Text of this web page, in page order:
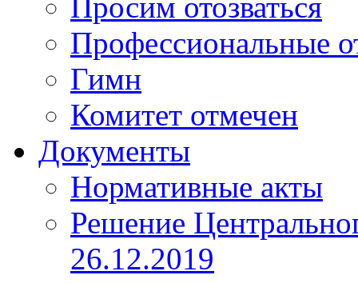
Профессиональные
Гимн
Комитет отмечен
Документы
Нормативные акты
Решение
26.12.2019